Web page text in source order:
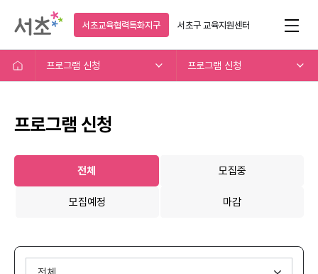
서초교육협력특화지구 서초구교육지원센터
프로그램 신청 프로그램 신청
프로그램 신청
전체 모집중
모집예정 마감